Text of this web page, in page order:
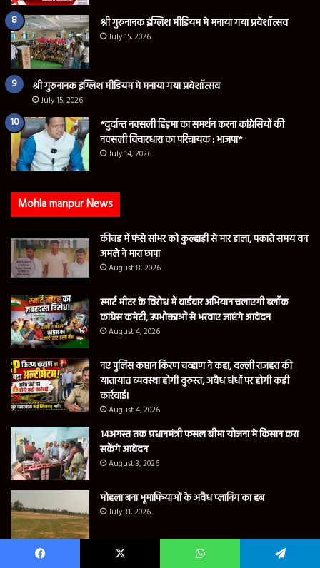
श्री गुरुनानक इंग्लिश मीडियम मे मनाया गया प्रवेशॉत्सव
July 15, 2026
श्री गुरुनानक इंग्लिश मीडियम मे मनाया गया प्रवेशॉत्सव
July 15, 2026
*दुर्दान्त नक्सली हिड़मा का समर्थन करना कांग्रेसियों की
नक्सली विचारधारा का परिचायक : भाजपा*
July 14, 2026
Mohla manpur News
कीचड़ में फंसे सांभर को कुल्हाड़ी से मार डाला, पकाते समय वन
अमले ने मारा छापा
August 8, 2026
स्मार्ट मीटर के विरोध में वार्डवार अभियान चलाएगी ब्लॉक
कांग्रेस कमेटी, उपभोक्ताओं से भरवाए जाएंगे आवेदन
August 4, 2026
नए पुलिस कप्तान किरण चव्हाण ने कहा, दल्ली राजहरा की
यातायात व्यवस्था होगी दुरुस्त, अवैध धंधों पर होगी कड़ी
कार्रवाई।
August 4, 2026
14अगस्त तक प्रधानमंत्री फसल बीमा योजना मे किसान करा
सकेंगे आवेदन
August 3, 2026
मोहला बना भूमाफियाओं के अवैध प्लानिंग का हब
July 31, 2026
जिला पंचायत सदस्य व लेखक कवि साहित्य कार लखन